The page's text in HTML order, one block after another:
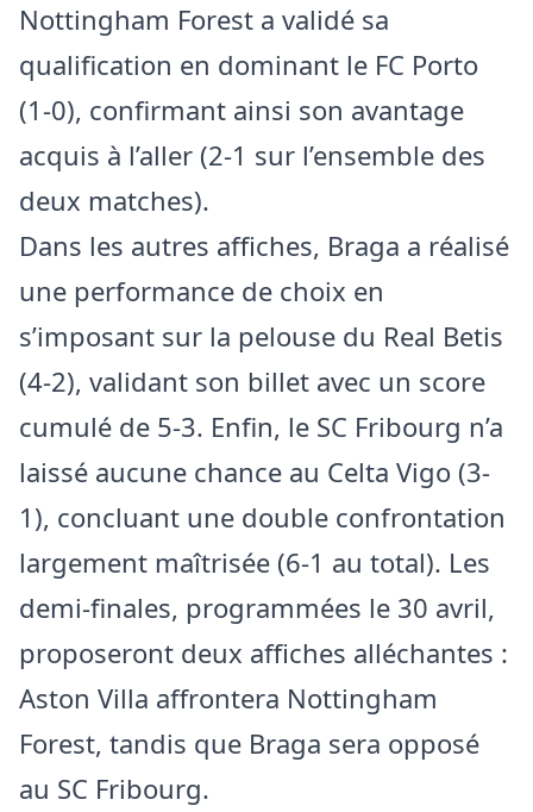
Nottingham Forest a validé sa
qualification en dominant le FC Porto
(1-0), confirmant ainsi son avantage
acquis à l’aller (2-1 sur l’ensemble des
deux matches).
Dans les autres affiches, Braga a réalisé
une performance de choix en
s’imposant sur la pelouse du Real Betis
(4-2), validant son billet avec un score
cumulé de 5-3. Enfin, le SC Fribourg n’a
laissé aucune chance au Celta Vigo (3-
1), concluant une double confrontation
largement maîtrisée (6-1 au total). Les
demi-finales, programmées le 30 avril,
proposeront deux affiches alléchantes :
Aston Villa affrontera Nottingham
Forest, tandis que Braga sera opposé
au SC Fribourg.